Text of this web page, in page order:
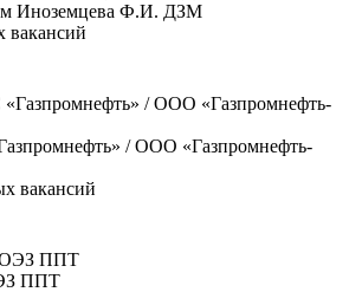
Иноземцева Ф.И. ДЗМ
вакансий
/ ООО «Газпромнефть-
вакансий
ППТ